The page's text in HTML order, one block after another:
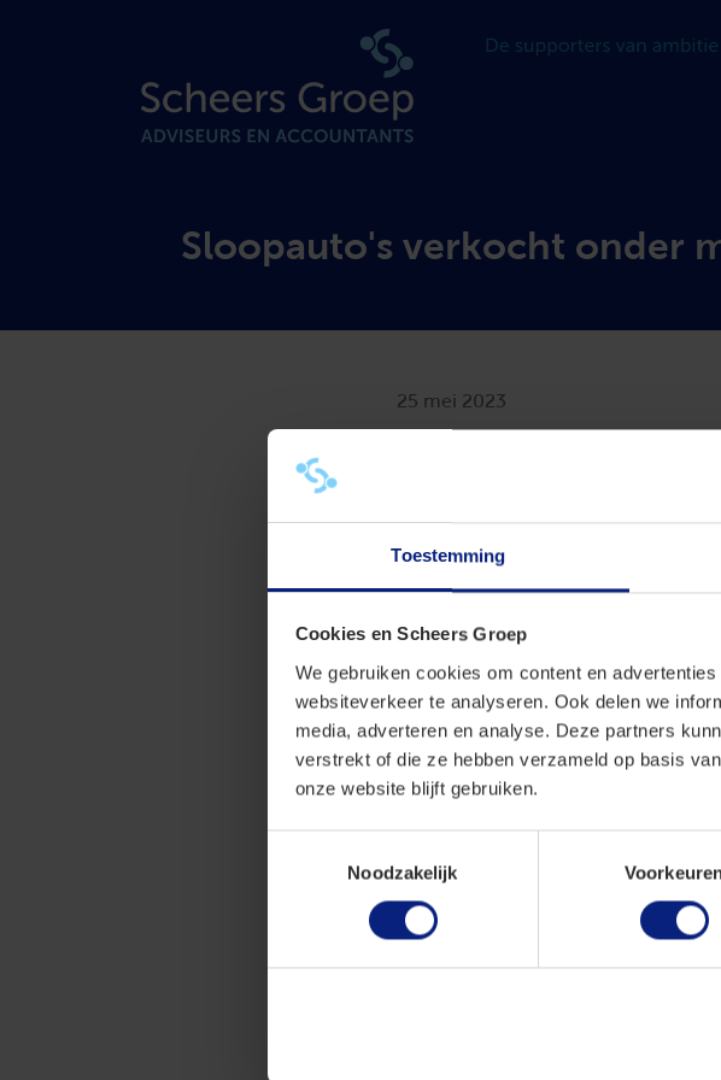
Toestemming
Cookies en Scheers Groep
We gebruiken cookies om content en
websiteverkeer te analyseren. Ook delen we
media, adverteren en analyse. Deze partners
verstrekt of die ze hebben verzameld op basis
onze website blijft gebruiken.
Noodzakelijk
Sloopauto's verkocht onder
25 mei 2023
verschil tussen de verkoop- en de
opnieuw kunnen worden gebruikt,
Volgens het Hof van Justitie EU zijn
de onderdelen nog niet zijn
margeregeling daarop kan worden
bevatten die kunnen worden
functionaliteit hebben behouden.
voertuigen niet zijn verkocht om te
margeregeling niet nodig is dat het
autowrakken niet te herstellen